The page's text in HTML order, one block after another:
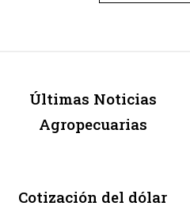
Últimas Noticias
Agropecuarias
Cotización del dólar